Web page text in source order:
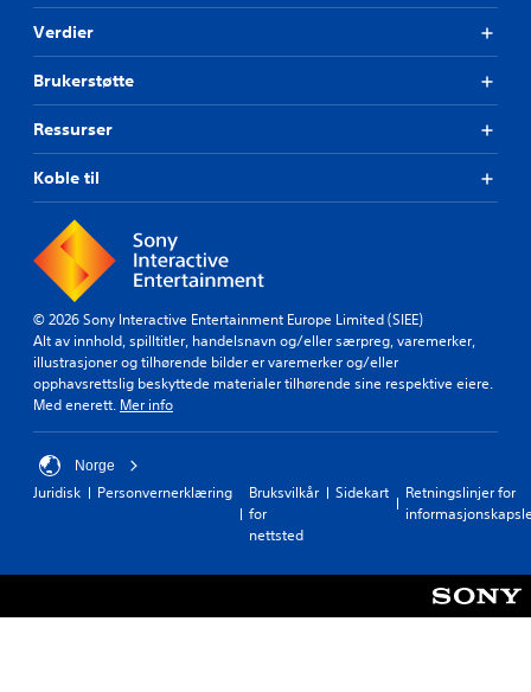
Verdier
Brukerstøtte
Ressurser
Koble til
© 2026 Sony Interactive Entertainment Europe Limited (SIEE)
Alt av innhold, spilltitler, handelsnavn og/eller særpreg, varemerker,
illustrasjoner og tilhørende bilder er varemerker og/eller
opphavsrettslig beskyttede materialer tilhørende sine respektive eiere.
Med enerett. Mer info
Norge
Juridisk Personvernerklæring
Bruksvilkår
for
nettsted
Sidekart
Retningslinjer for